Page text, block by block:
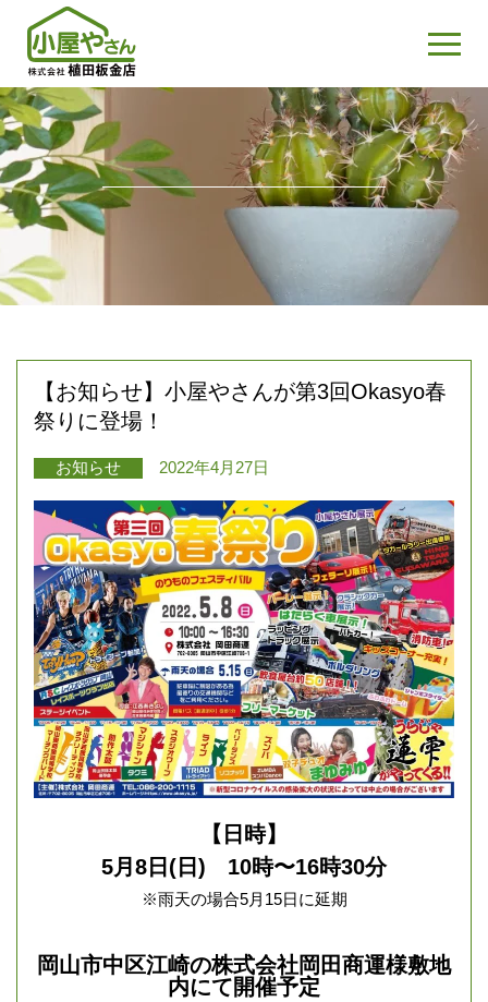
【お知らせ】小屋やさんが第3回Okasyo春
祭りに登場！
お知らせ 2022年4月27日
【日時】
5月8日(日) 10時〜16時30分
※雨天の場合5月15日に延期
岡山市中区江崎の株式会社岡田商運様敷地
内にて開催予定